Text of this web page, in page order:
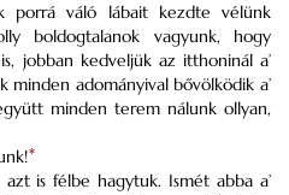
porrá váló lábait kezdte vélünk
boldogtalanok vagyunk, hogy
jobban kedveljük az itthoninál a’
minden adományival bővölködik a’
minden terem nálunk ollyan,
*
is félbe hagytuk. Ismét abba a’